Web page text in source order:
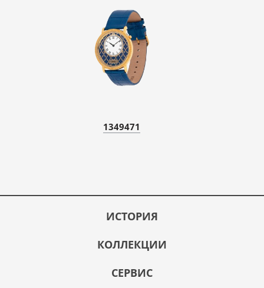
1349471
ИСТОРИЯ
КОЛЛЕКЦИИ
СЕРВИС